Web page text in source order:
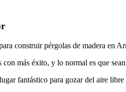
construir pérgolas de madera en
más éxito, y lo normal es que
fantástico para gozar del aire